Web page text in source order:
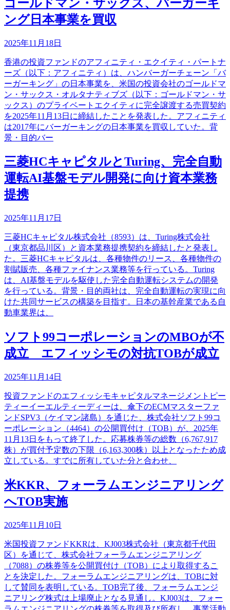
ゴールドマン・サックス、バーガーキ
ング日本事業を買収
2025年11月18日
香港の投資ファンドのアフィニティ・エクイティ・パートナ
ーズ（以下：アフィニティ）は、ハンバーガーチェーン「バ
ーガーキング」の日本事業を、米国の投資会社のゴールドマ
ン・サックス・オルタナティブズ（以下：ゴールドマン・サ
ックス）のプライベートエクイティに完全譲渡する売買契約
を2025年11月13日に締結したことを発表した。アフィニティ
は2017年にバーガーキングの日本事業を買収していた。背
景・目的バー
三菱HCキャピタルとTuring、完全自動
運転AI基盤モデル開発に向け資本業務
提携
2025年11月17日
三菱HCキャピタル株式会社（8593）は、Turing株式会社
（東京都品川区）と資本業務提携契約を締結したと発表し
た。三菱HCキャピタルは、各種物件のリース、各種物件の
割賦販売、各種ファイナンス業務等を行っている。Turing
は、AI基盤モデルを駆使した完全自動運転システムの開発
を行っている。背景・目的両社は、完全自動運転の実現に向
けた共同サービスの構築を目指す。日本の基幹産業である自
動車業界は、
ソフト99コーポレーションのMBOが不
成立 エフィッシモの対抗TOBが成立
2025年11月14日
投資ファンドのエフィッシモキャピタルマネージメントピー
ティーイーエルティーディーは、傘下のECMマスターファ
ンドSPV3（ケイマン諸島）を通じた、株式会社ソフト99コ
ーポレーション（4464）の公開買付け（TOB）が、2025年
11月13日をもって終了した。応募株券等の総数（6,767,917
株）が買付予定数の下限（6,163,300株）以上となったため成
立している。すでに所有していた分と合わせ、
米KKR、フォーラムエンジニアリング
へTOB実施
2025年11月10日
米国投資ファンドKKRは、KJ003株式会社（東京都千代田
区）を通じて、株式会社フォーラムエンジニアリング
（7088）の株券等を公開買付け（TOB）により取得するこ
とを決定した。フォーラムエンジニアリングは、TOBに対
して賛同を表明している。TOB完了後、フォーラムエンジ
ニアリング株式は上場廃止となる見通し。KJ003は、フォー